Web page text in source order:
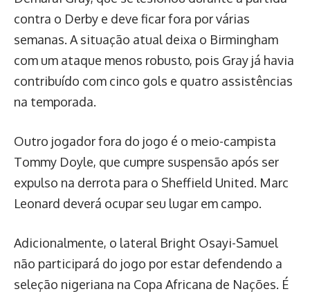
contra o Derby e deve ficar fora por várias
semanas. A situação atual deixa o Birmingham
com um ataque menos robusto, pois Gray já havia
contribuído com cinco gols e quatro assistências
na temporada.
Outro jogador fora do jogo é o meio-campista
Tommy Doyle, que cumpre suspensão após ser
expulso na derrota para o Sheffield United. Marc
Leonard deverá ocupar seu lugar em campo.
Adicionalmente, o lateral Bright Osayi-Samuel
não participará do jogo por estar defendendo a
seleção nigeriana na Copa Africana de Nações. É